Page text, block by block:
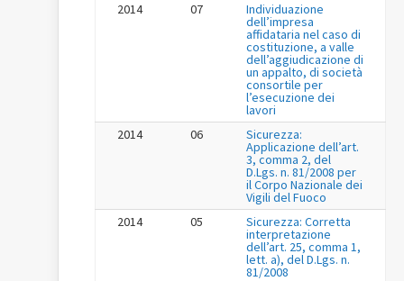
2014
07 Individuazione
dell’impresa
affidataria nel caso di
costituzione, a valle
dell’aggiudicazione di
un appalto, di società
consortile per
l’esecuzione dei
lavori
2014
06 Sicurezza:
Applicazione dell’art.
3, comma 2, del
D.Lgs. n. 81/2008 per
il Corpo Nazionale dei
Vigili del Fuoco
2014
05 Sicurezza: Corretta
interpretazione
dell’art. 25, comma 1,
lett. a), del D.Lgs. n.
81/2008